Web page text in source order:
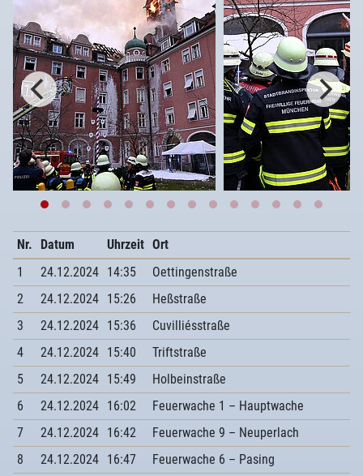
Nr. Datum Uhrzeit Ort
1
24.12.2024 14:35 Oettingenstraße
2
24.12.2024 15:26 Heßstraße
3
24.12.2024 15:36 Cuvilliésstraße
4
24.12.2024 15:40 Triftstraße
5
24.12.2024 15:49 Holbeinstraße
6
24.12.2024 16:02 Feuerwache 1 – Hauptwache
7
24.12.2024 16:42 Feuerwache 9 – Neuperlach
8
24.12.2024 16:47 Feuerwache 6 – Pasing